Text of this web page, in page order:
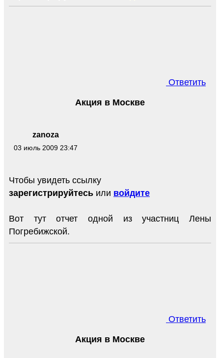
Ответить
zanoza
03 июль 2009 23:47
Акция в Москве
Чтобы увидеть ссылку
зарегистрируйтесь или войдите
Вот тут отчет одной из участниц Лены
Погребижской.
Ответить
Акция в Москве